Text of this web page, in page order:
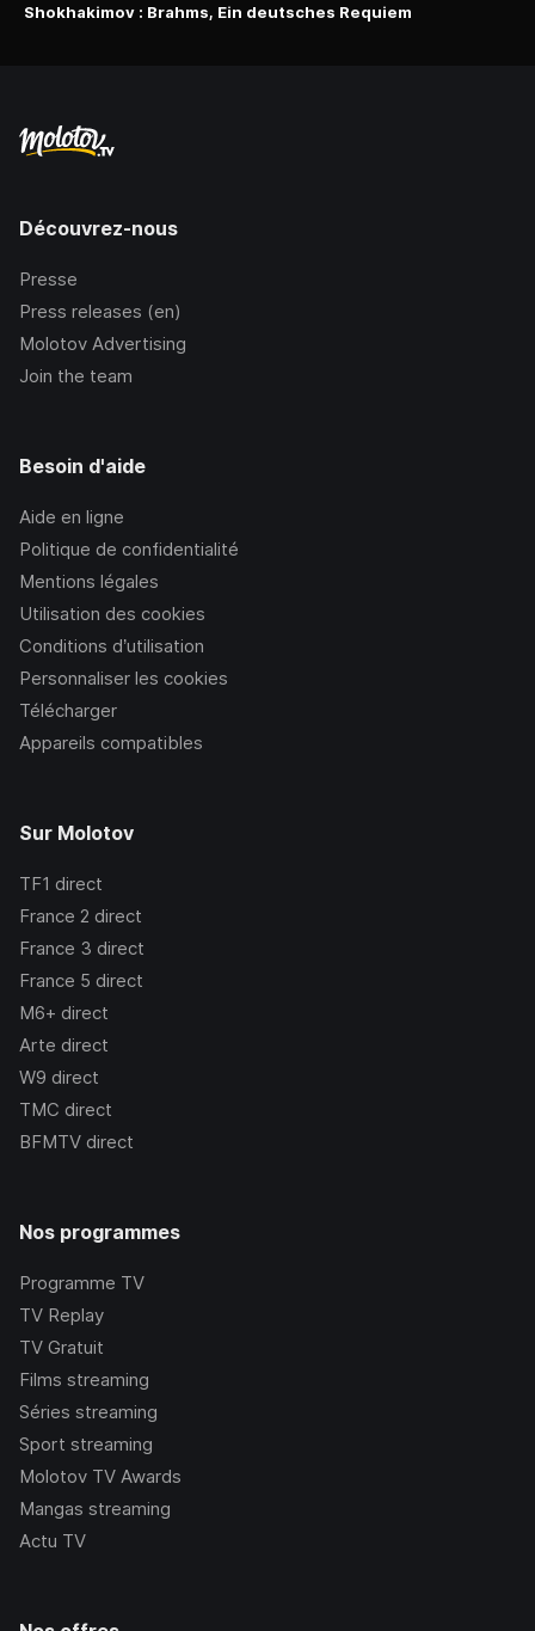
Shokhakimov : Brahms, Ein deutsches Requiem
Découvrez-nous
Presse
Press releases (en)
Molotov Advertising
Join the team
Besoin d'aide
Aide en ligne
Politique de confidentialité
Mentions légales
Utilisation des cookies
Conditions d’utilisation
Personnaliser les cookies
Télécharger
Appareils compatibles
Sur Molotov
TF1 direct
France 2 direct
France 3 direct
France 5 direct
M6+ direct
Arte direct
W9 direct
TMC direct
BFMTV direct
Nos programmes
Programme TV
TV Replay
TV Gratuit
Films streaming
Séries streaming
Sport streaming
Molotov TV Awards
Mangas streaming
Actu TV